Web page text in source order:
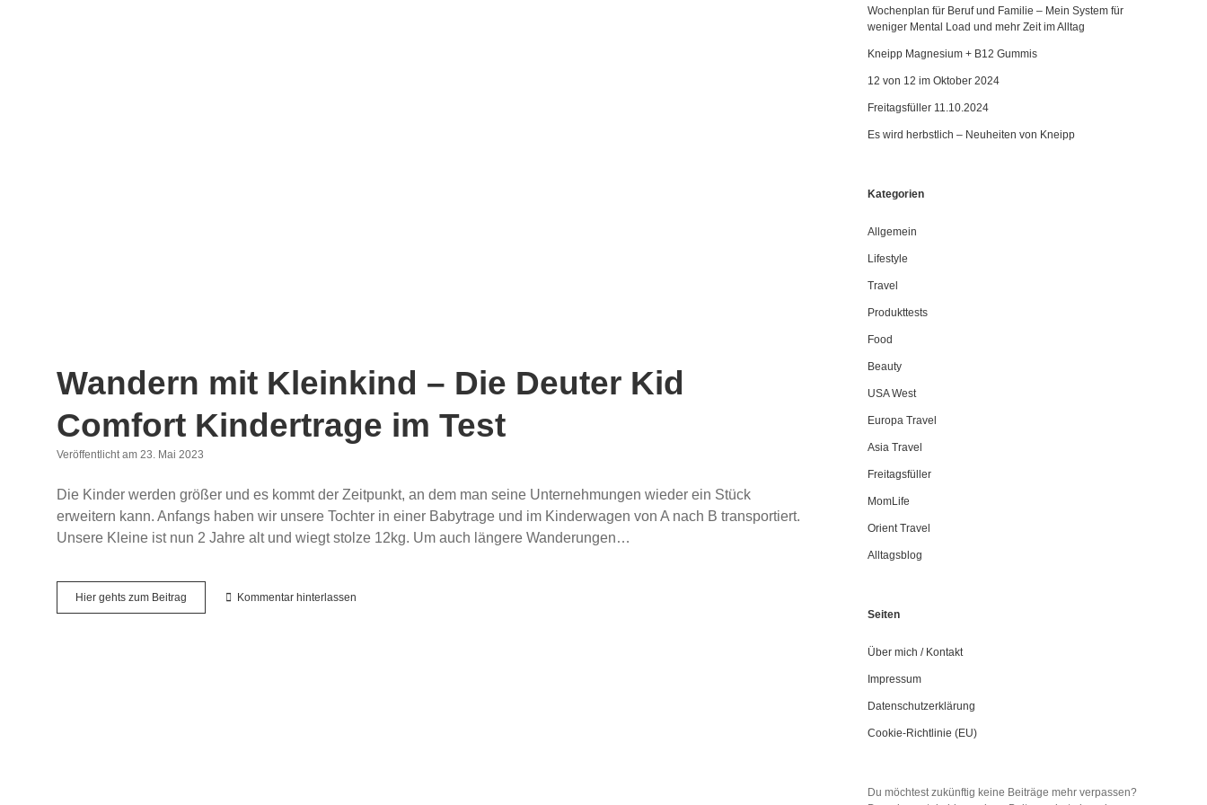
Wandern mit Kleinkind – Die Deuter Kid
Comfort Kindertrage im Test
Veröffentlicht am 23. Mai 2023
Die Kinder werden größer und es kommt der Zeitpunkt, an dem man seine Unternehmungen wieder ein Stück
erweitern kann. Anfangs haben wir unsere Tochter in einer Babytrage und im Kinderwagen von A nach B transportiert.
Unsere Kleine ist nun 2 Jahre alt und wiegt stolze 12kg. Um auch längere Wanderungen…
Hier gehts zum Beitrag Wandern
mit
Kommentar hinterlassen
Wochenplan für Beruf und Familie – Mein System für
weniger Mental Load und mehr Zeit im Alltag
Kneipp Magnesium + B12 Gummis
12 von 12 im Oktober 2024
Freitagsfüller 11.10.2024
Es wird herbstlich – Neuheiten von Kneipp
Kategorien
Allgemein
Lifestyle
Travel
Produkttests
Food
Beauty
USA West
Europa Travel
Asia Travel
Freitagsfüller
MomLife
Orient Travel
Alltagsblog
Seiten
Über mich / Kontakt
Impressum
Datenschutzerklärung
Cookie-Richtlinie (EU)
Du möchtest zukünftig keine Beiträge mehr verpassen?